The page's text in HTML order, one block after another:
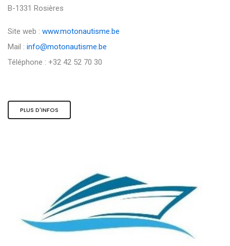
B-1331 Rosières
Site web : www.motonautisme.be
Mail : info@motonautisme.be
Téléphone : +32 42 52 70 30
PLUS D'INFOS